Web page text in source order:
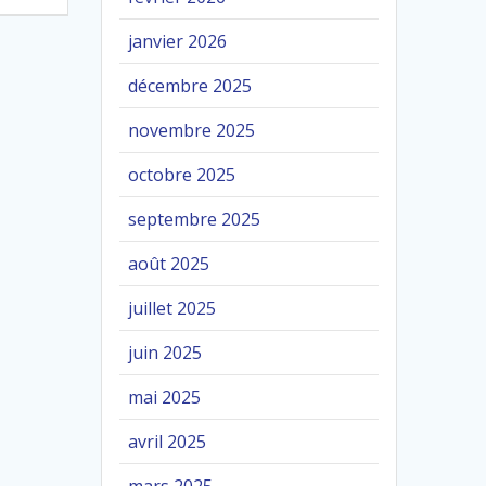
janvier 2026
décembre 2025
novembre 2025
octobre 2025
septembre 2025
août 2025
juillet 2025
juin 2025
mai 2025
avril 2025